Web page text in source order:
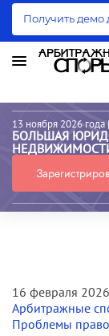
Получить демо
13 ноября 2026 года
БОЛЬШАЯ
16 февраля 2026
Арбитражные
Проблемы